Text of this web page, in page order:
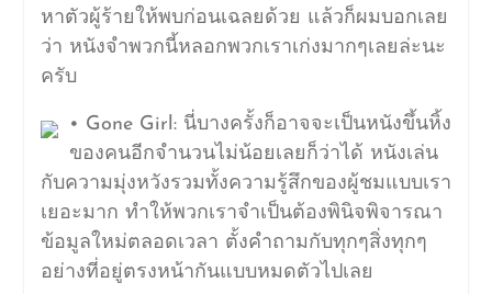
หาตัวผู้ร้ายให้พบก่อนเฉลยด้วย แล้วก็ผมบอกเลย
ว่า หนังจำพวกนี้หลอกพวกเราเก่งมากๆเลยล่ะนะ
ครับ
• Gone Girl: นี่บางครั้งก็อาจจะเป็นหนังขึ้นหิ้ง
ของคนอีกจำนวนไม่น้อยเลยก็ว่าได้ หนังเล่น
กับความมุ่งหวังรวมทั้งความรู้สึกของผู้ชมแบบเรา
เยอะมาก ทำให้พวกเราจำเป็นต้องพินิจพิจารณา
ข้อมูลใหม่ตลอดเวลา ตั้งคำถามกับทุกๆสิ่งทุกๆ
อย่างที่อยู่ตรงหน้ากันแบบหมดตัวไปเลย